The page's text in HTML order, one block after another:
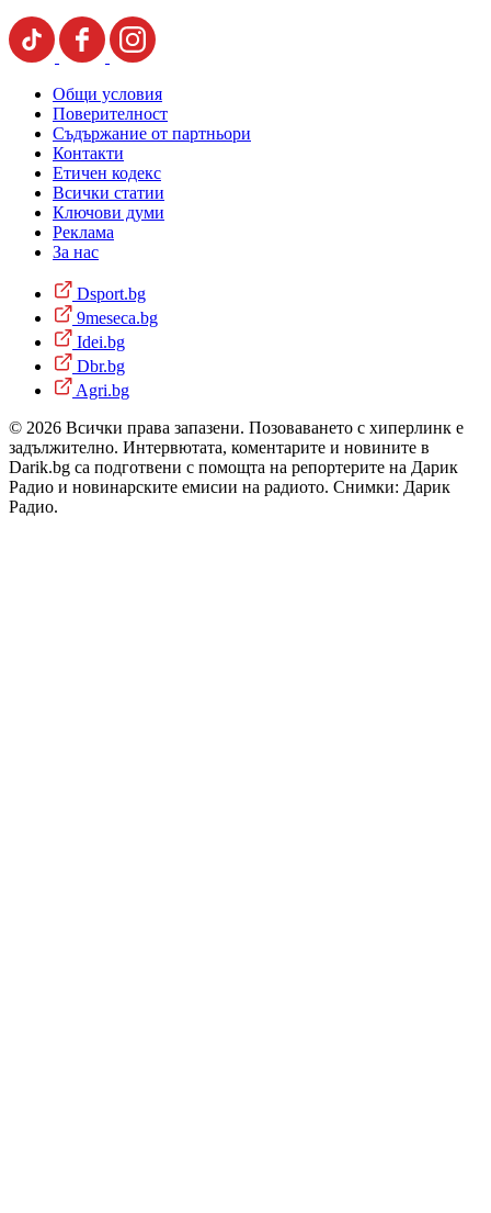
Общи условия
Поверителност
Съдържание от партньори
Контакти
Етичен кодекс
Всички статии
Ключови думи
Реклама
За нас
Dsport.bg
9meseca.bg
Idei.bg
Dbr.bg
Agri.bg
© 2026 Всички права запазени. Позоваването с хиперлинк е
задължително. Интервютата, коментарите и новините в
Darik.bg са подготвени с помощта на репортерите на Дарик
Радио и новинарските емисии на радиото. Снимки: Дарик
Радио.